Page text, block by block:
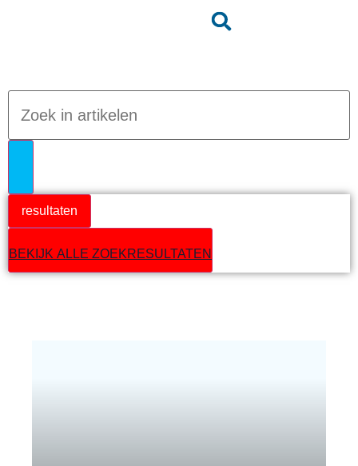
resultaten
BEKIJK ALLE ZOEKRESULTATEN